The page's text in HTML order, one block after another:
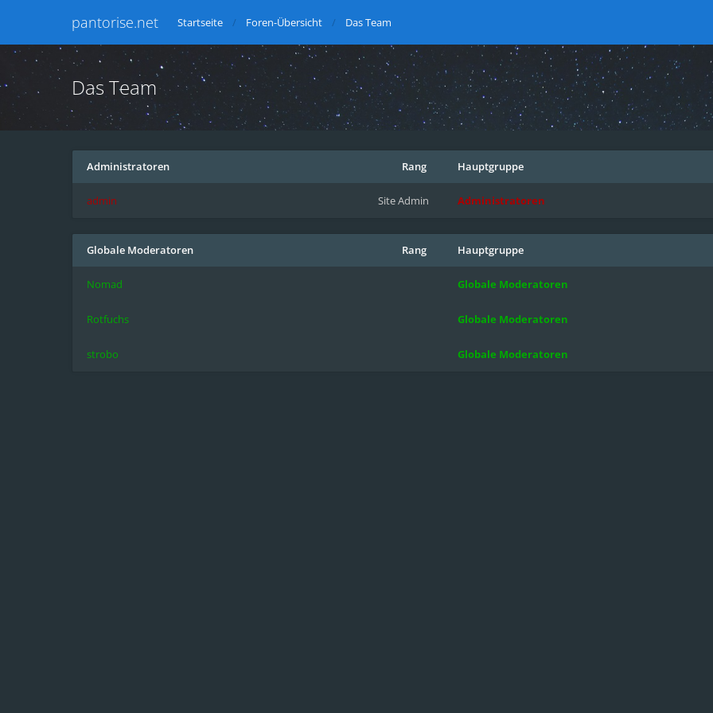
pantorise.net Startseite Foren-Übersicht Das Team
Das Team
Rang
Administratoren Hauptgruppe
Site Admin
admin Administratoren
Rang
Globale Moderatoren Hauptgruppe
Nomad Globale Moderatoren
Rotfuchs Globale Moderatoren
strobo Globale Moderatoren